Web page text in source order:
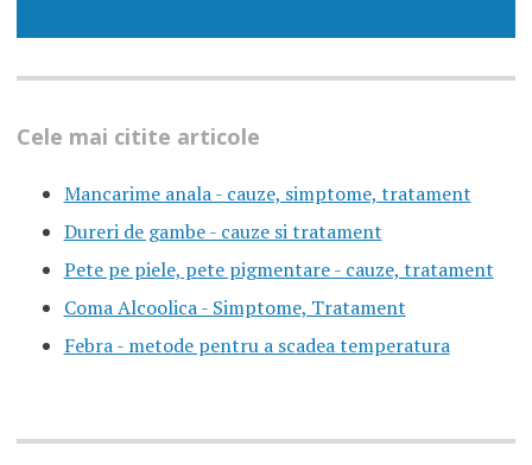
Cele mai citite articole
Mancarime anala - cauze, simptome, tratament
Dureri de gambe - cauze si tratament
Pete pe piele, pete pigmentare - cauze, tratament
Coma Alcoolica - Simptome, Tratament
Febra - metode pentru a scadea temperatura